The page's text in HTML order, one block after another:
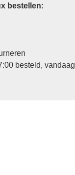
bestellen:
besteld, vandaag